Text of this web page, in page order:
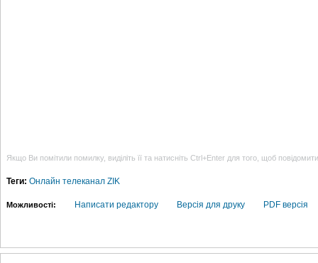
Якщо Ви помітили помилку, виділіть її та натисніть Ctrl+Enter для того, щоб
Теги: Онлайн телеканал ZIK
Можливості: Написати редактору Версія для друку PDF версія